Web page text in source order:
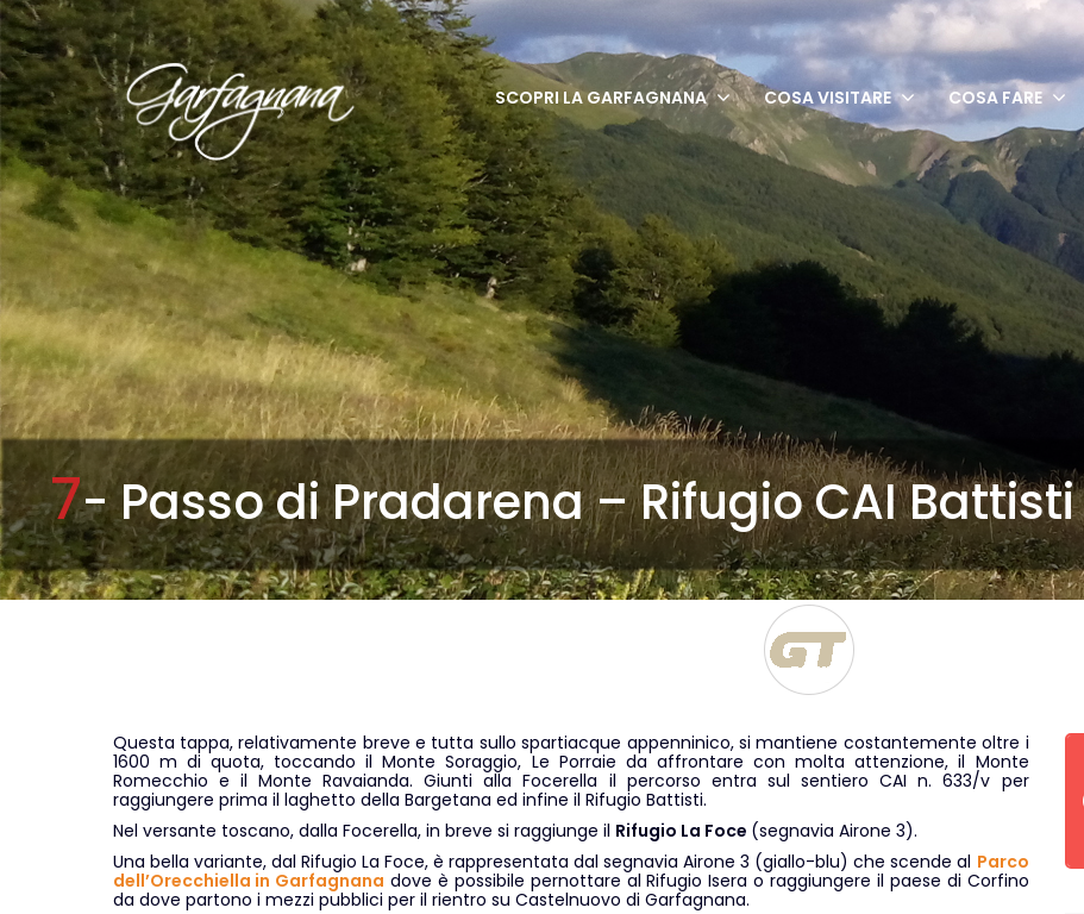
SCOPRI LA GARFAGNANA COSA VISITARE COSA FARE
7- Passo di Pradarena – Rifugio CAI Battisti
Questa tappa, relativamente breve e tutta sullo spartiacque appenninico, si mantiene costantemente oltre i
1600 m di quota, toccando il Monte Soraggio, Le Porraie da affrontare con molta attenzione, il Monte
Romecchio e il Monte Ravaianda. Giunti alla Focerella il percorso entra sul sentieroCAI n. 633/v per
raggiungere prima il laghetto della Bargetana ed infine il Rifugio Battisti.
Nel versante toscano, dalla Focerella, in breve si raggiunge il Rifugio La Foce (segnavia Airone 3).
Una bella variante, dal Rifugio La Foce, è rappresentata dal segnavia Airone 3 (giallo-blu) che scende al Parco
dell’Orecchiella in Garfagnana dove è possibile pernottare al Rifugio Isera o raggiungere il paese di Corfino
da dove partono i mezzi pubblici per il rientro su Castelnuovo di Garfagnana.